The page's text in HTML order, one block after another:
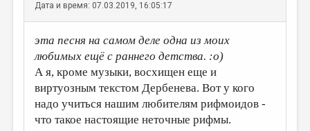
Дата и время: 07.03.2019, 16:05:17
эта песня на самом деле одна из моих
любимых ещё с раннего детства. :о)
А я, кроме музыки, восхищен еще и
виртуозным текстом Дербенева. Вот у кого
надо учиться нашим любителям рифмоидов -
что такое настоящие неточные рифмы.